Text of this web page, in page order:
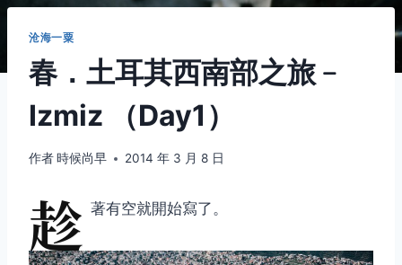
沧海一粟
春．土耳其西南部之旅﹣
Izmiz （Day1）
作者時候尚早 2014 年 3 月 8 日
趁 著有空就開始寫了。